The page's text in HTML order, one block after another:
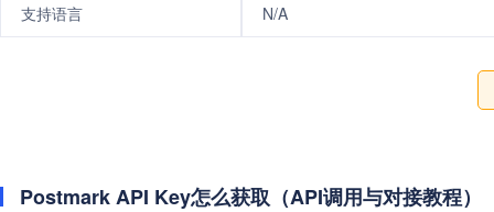
支持语言 N/A
Postmark API Key怎么获取（API调用与对接教程）